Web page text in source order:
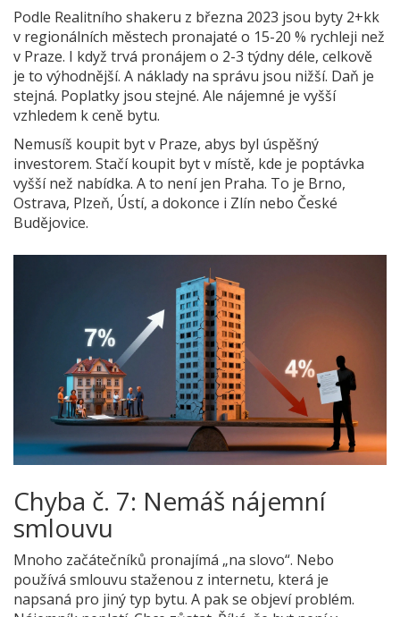
Podle Realitního shakeru z března 2023 jsou byty 2+kk
v regionálních městech pronajaté o 15-20 % rychleji než
v Praze. I když trvá pronájem o 2-3 týdny déle, celkově
je to výhodnější. A náklady na správu jsou nižší. Daň je
stejná. Poplatky jsou stejné. Ale nájemné je vyšší
vzhledem k ceně bytu.
Nemusíš koupit byt v Praze, abys byl úspěšný
investorem. Stačí koupit byt v místě, kde je poptávka
vyšší než nabídka. A to není jen Praha. To je Brno,
Ostrava, Plzeň, Ústí, a dokonce i Zlín nebo České
Budějovice.
Chyba č. 7: Nemáš nájemní
smlouvu
Mnoho začátečníků pronajímá „na slovo“. Nebo
používá smlouvu staženou z internetu, která je
napsaná pro jiný typ bytu. A pak se objeví problém.